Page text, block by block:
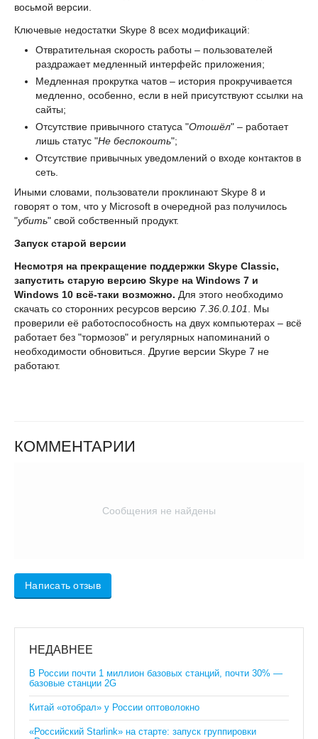
восьмой версии.
Ключевые недостатки Skype 8 всех модификаций:
Отвратительная скорость работы – пользователей
раздражает медленный интерфейс приложения;
Медленная прокрутка чатов – история прокручивается
медленно, особенно, если в ней присутствуют ссылки на
сайты;
Отсутствие привычного статуса "Отошёл" – работает
лишь статус "Не беспокоить";
Отсутствие привычных уведомлений о входе контактов в
сеть.
Иными словами, пользователи проклинают Skype 8 и
говорят о том, что у Microsoft в очередной раз получилось
"убить" свой собственный продукт.
Запуск старой версии
Несмотря на прекращение поддержки Skype Classic,
запустить старую версию Skype на Windows 7 и
Windows 10 всё-таки возможно. Для этого необходимо
скачать со сторонних ресурсов версию 7.36.0.101
. Мы
проверили её работоспособность на двух компьютерах – всё
работает без "тормозов" и регулярных напоминаний о
необходимости обновиться. Другие версии Skype 7 не
работают.
КОММЕНТАРИИ
Сообщения не найдены
Написать отзыв
НЕДАВНЕЕ
В России почти 1 миллион базовых станций, почти 30% —
базовые станции 2G
Китай «отобрал» у России оптоволокно
«Российский Starlink» на старте: запуск группировки